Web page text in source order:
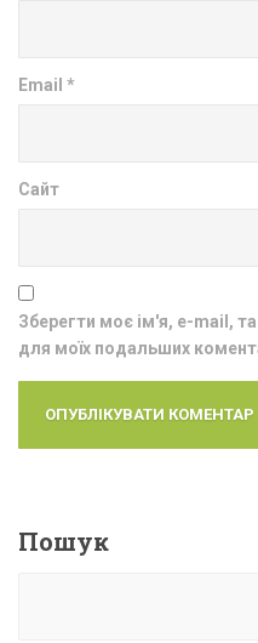
Email *
Сайт
Зберегти моє ім'я, e-mail,
для моїх подальших
Пошук